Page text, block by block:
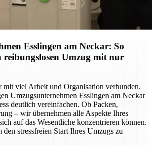
Esslingen am Neckar: So
reibungslosen Umzug mit nur
viel Arbeit und Organisation verbunden.
Umzugsunternehmen Esslingen am Neckar
deutlich vereinfachen. Ob Packen,
– wir übernehmen alle Aspekte Ihres
auf das Wesentliche konzentrieren können.
stressfreien Start Ihres Umzugs zu